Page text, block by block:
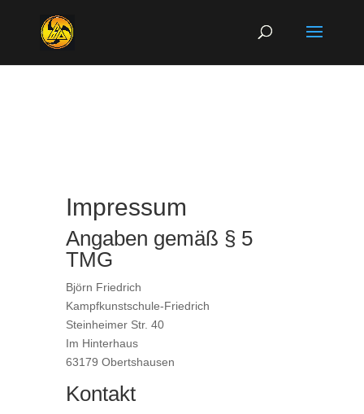
Impressum
Angaben gemäß § 5
TMG
Björn Friedrich
Kampfkunstschule-Friedrich
Steinheimer Str. 40
Im Hinterhaus
63179 Obertshausen
Kontakt